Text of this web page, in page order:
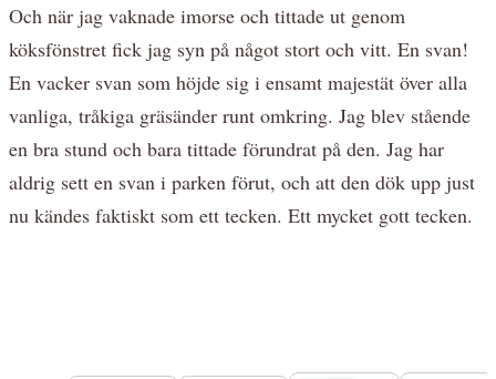
Och när jag vaknade imorse och tittade ut genom
köksfönstret fick jag syn på något stort och vitt. En svan!
En vacker svan som höjde sig i ensamt majestät över alla
vanliga, tråkiga gräsänder runt omkring. Jag blev stående
en bra stund och bara tittade förundrat på den. Jag har
aldrig sett en svan i parken förut, och att den dök upp just
nu kändes faktiskt som ett tecken. Ett mycket gott tecken.